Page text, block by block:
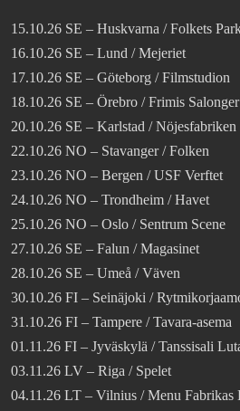
15.10.26 SE – Huskvarna / Folkets
16.10.26 SE – Lund / Mejeriet
17.10.26 SE – Göteborg / Filmstudion
18.10.26 SE – Örebro / Frimis Salonger
20.10.26 SE – Karlstad / Nöjesfabriken
22.10.26 NO – Stavanger / Folken
23.10.26 NO – Bergen / USF Verftet
24.10.26 NO – Trondheim / Havet
25.10.26 NO – Oslo / Sentrum Scene
27.10.26 SE – Falun / Magasinet
28.10.26 SE – Umeå / Väven
30.10.26 FI – Seinäjoki /
31.10.26 FI – Tampere / Tavara-asema
01.11.26 FI – Jyväskylä / Tanssisali
03.11.26 LV – Riga / Spelet
04.11.26 LT – Vilnius / Menu Fabrikas